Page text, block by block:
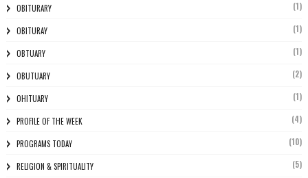
OBITURARY (1)
OBITURAY (1)
OBTUARY (1)
OBUTUARY (2)
OHITUARY (1)
PROFILE OF THE WEEK (4)
PROGRAMS TODAY (10)
RELIGION & SPIRITUALITY (5)